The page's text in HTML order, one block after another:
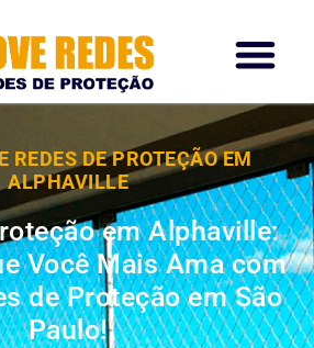
REDES DE PROTEÇÃO EM
ALPHAVILLE
em Alphaville:
Você Mais Ama com
de Proteção em São
Paulo!